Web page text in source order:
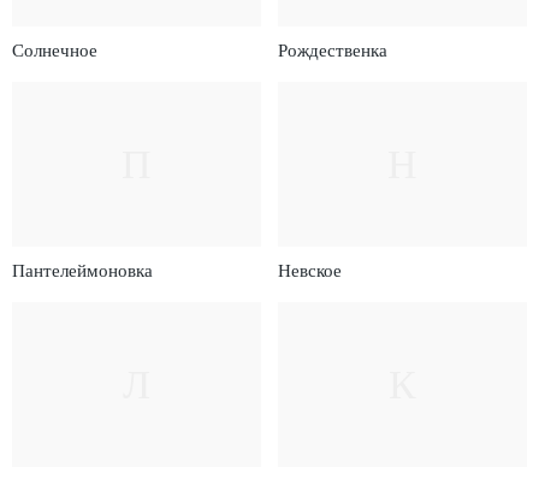
Солнечное Рождественка
Пантелеймоновка Невское